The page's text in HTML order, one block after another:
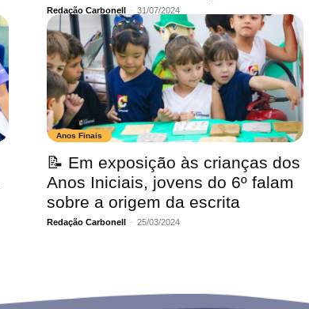
Redação Carbonell - 31/07/2024
Anos Finais
📝 Em exposição às crianças dos
Anos Iniciais, jovens do 6º falam
sobre a origem da escrita
Redação Carbonell - 25/03/2024